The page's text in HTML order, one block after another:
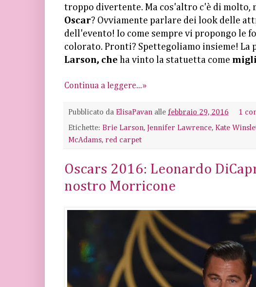
troppo divertente. Ma cos'altro c'è di molto,
Oscar? Ovviamente parlare dei look delle
dell'evento! Io come sempre vi propongo le
colorato. Pronti? Spettegoliamo insieme! La
Larson, che ha vinto la statuetta come
Continua a leggere...»
Pubblicato da ElisaPavan alle febbraio 29, 2016
1
Etichette: Brie Larson, Jennifer Lawrence, Kate
McAdams, red carpet
Oscars 2016: Leonardo
nostro Morricone